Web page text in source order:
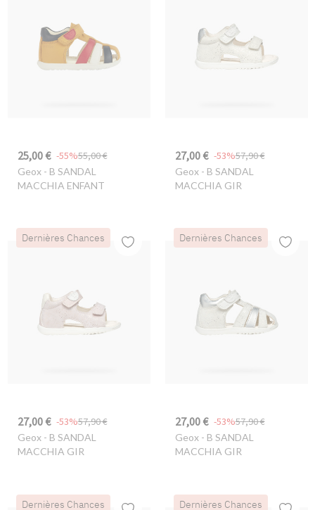
25,00 € 55,00 €
-55%
Geox- B SANDAL
MACCHIA ENFANT
27,00 € 57,90 €
-53%
Geox- B SANDAL
MACCHIA GIR
Dernières Chances
27,00 € 57,90 €
-53%
Geox- B SANDAL
MACCHIA GIR
Dernières Chances
27,00 € 57,90 €
-53%
Geox- B SANDAL
MACCHIA GIR
Dernières Chances Dernières Chances